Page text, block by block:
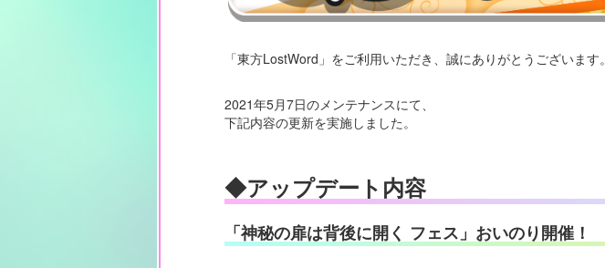
「東方LostWord」をご利用いただき、誠にありがとうございます。
2021年5月7日のメンテナンスにて、
下記内容の更新を実施しました。
◆アップデート内容
「神秘の扉は背後に開く フェス」おいのり開催！